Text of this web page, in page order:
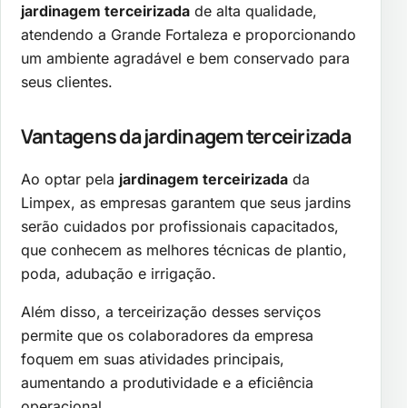
jardinagem terceirizada de alta qualidade,
atendendo a Grande Fortaleza e proporcionando
um ambiente agradável e bem conservado para
seus clientes.
Vantagens dajardinagem terceirizada
Ao optar pela jardinagem terceirizada da
Limpex, as empresas garantem que seus jardins
serão cuidados por profissionais capacitados,
que conhecem as melhores técnicas de plantio,
poda, adubação e irrigação.
Além disso, a terceirização desses serviços
permite que os colaboradores da empresa
foquem em suas atividades principais,
aumentando a produtividade e a eficiência